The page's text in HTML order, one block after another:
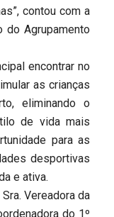
contou com a
do Agrupamento
encontrar no
as crianças
eliminando o
de vida mais
para as
desportivas
e ativa.
Vereadora da
do 1º